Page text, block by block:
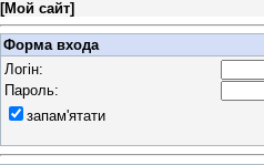
[Мой сайт]
Форма входа
Логін:
Пароль:
запам'ятати